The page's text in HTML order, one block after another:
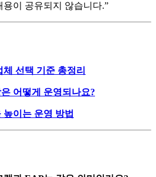
이 공유되지 않습니다.”
선택 기준 총정리
어떻게 운영되나요?
이는 운영 방법